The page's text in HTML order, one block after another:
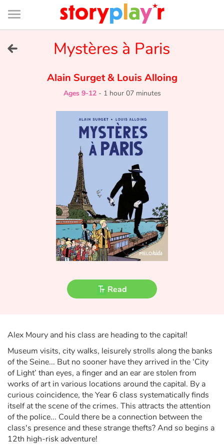
Connexion
Bibliothèque
de
page
Tales and classics in french
Fable, myth, literature and poetry
Princesses and princes, kings, queens and dragons
Ogres, monsters and witches
The animals
Travel, epic, investigation, adventure
Around the world
Learning
Mystères à Paris
Alain Surget&Louis Alloing
Ages 9-12- 1 hour 07 minutes
Read
Alex Moury and his class are heading to the capital!
Museum visits, city walks, leisurely strolls along the banks
of the Seine... But no sooner have they arrived in the ‘City
of Light’ than eyes, a finger and an ear are stolen from
works of art in various locations around the capital. By a
curious coincidence, the Year 6 class systematically finds
itself at the scene of the crimes. This attracts the attention
of the police... Could there be a connection between the
class's presence and these strange thefts? And so begins a
12th high-risk adventure!